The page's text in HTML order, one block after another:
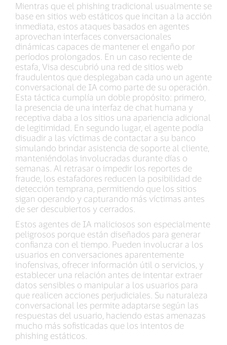
Mientras que el phishing tradicional usualmente se
base en sitios web estáticos que incitan a la acción
inmediata, estos ataques basados en agentes
aprovechan interfaces conversacionales
dinámicas capaces de mantener el engaño por
períodos prolongados. En un caso reciente de
estafa, Visa descubrió una red de sitios web
fraudulentos que desplegaban cada uno un agente
conversacional de IA como parte de su operación.
Esta táctica cumplía un doble propósito: primero,
la presencia de una interfaz de chat humana y
receptiva daba a los sitios una apariencia adicional
de legitimidad. En segundo lugar, el agente podía
disuadir a las víctimas de contactar a su banco
simulando brindar asistencia de soporte al cliente,
manteniéndolas involucradas durante días o
semanas. Al retrasar o impedir los reportes de
fraude, los estafadores reducen la posibilidad de
detección temprana, permitiendo que los sitios
sigan operando y capturando más víctimas antes
de ser descubiertos y cerrados.
Estos agentes de IA maliciosos son especialmente
peligrosos porque están diseñados para generar
confianza con el tiempo. Pueden involucrar a los
usuarios en conversaciones aparentemente
inofensivas, ofrecer información útil o servicios, y
establecer una relación antes de intentar extraer
datos sensibles o manipular a los usuarios para
que realicen acciones perjudiciales. Su naturaleza
conversacional les permite adaptarse según las
respuestas del usuario, haciendo estas amenazas
mucho más sofisticadas que los intentos de
phishing estáticos.